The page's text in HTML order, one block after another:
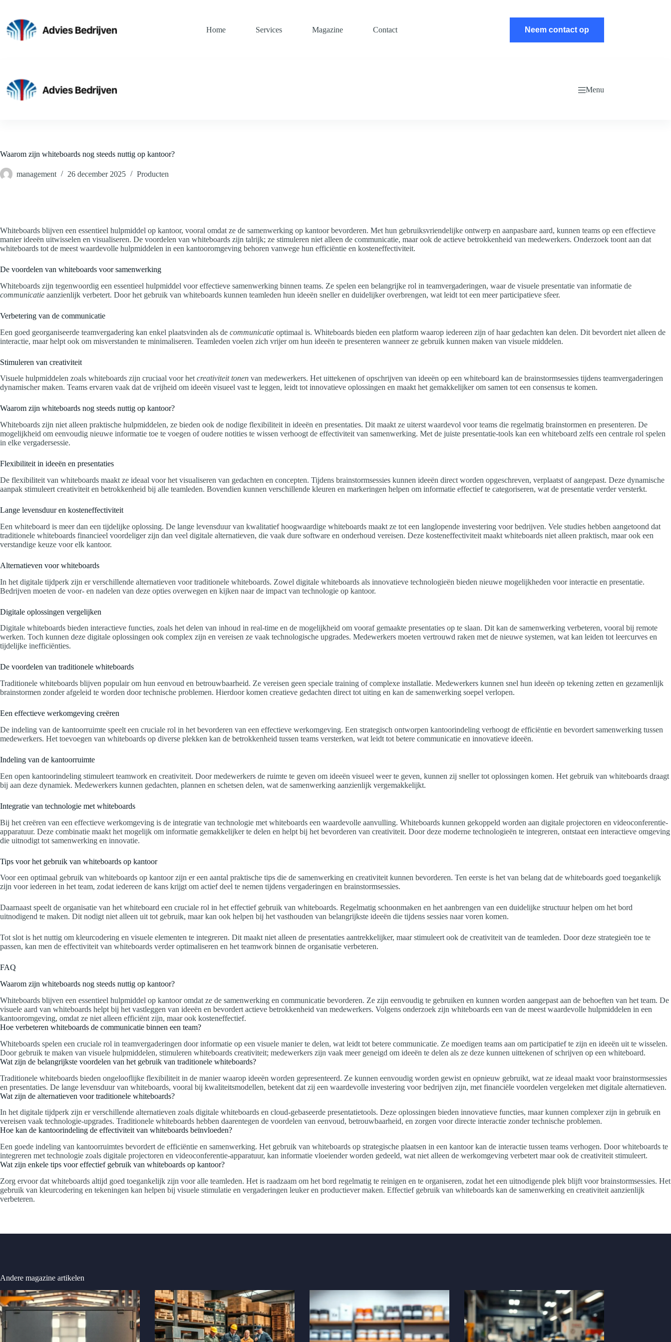
inhoud
Home Services Magazine Contact Neem contact op
Menu
Waarom zijn whiteboards nog steeds nuttig op kantoor?
management 26 december 2025 Producten
Whiteboards blijven een essentieel hulpmiddel op kantoor, vooral omdat ze de samenwerking op kantoor bevorderen. Met hun gebruiksvriendelijke ontwerp en aanpasbare aard, kunnen teams op een effectieve
manier ideeën uitwisselen en visualiseren. De voordelen van whiteboards zijn talrijk; ze stimuleren niet alleen de communicatie, maar ook de actieve betrokkenheid van medewerkers. Onderzoek toont aan dat
whiteboards tot de meest waardevolle hulpmiddelen in een kantooromgeving behoren vanwege hun efficiëntie en kosteneffectiviteit.
De voordelen van whiteboards voor samenwerking
Whiteboards zijn tegenwoordig een essentieel hulpmiddel voor effectieve samenwerking binnen teams. Ze spelen een belangrijke rol in teamvergaderingen, waar de visuele presentatie van informatie de
communicatie aanzienlijk verbetert. Door het gebruik van whiteboards kunnen teamleden hun ideeën sneller en duidelijker overbrengen, wat leidt tot een meer participatieve sfeer.
Verbetering van de communicatie
Een goed georganiseerde teamvergadering kan enkel plaatsvinden als de communicatie optimaal is. Whiteboards bieden een platform waarop iedereen zijn of haar gedachten kan delen. Dit bevordert niet alleen de
interactie, maar helpt ook om misverstanden te minimaliseren. Teamleden voelen zich vrijer om hun ideeën te presenteren wanneer ze gebruik kunnen maken van visuele middelen.
Stimuleren van creativiteit
Visuele hulpmiddelen zoals whiteboards zijn cruciaal voor het creativiteit tonen van medewerkers. Het uittekenen of opschrijven van ideeën op een whiteboard kan de brainstormsessies tijdens teamvergaderingen
dynamischer maken. Teams ervaren vaak dat de vrijheid om ideeën visueel vast te leggen, leidt tot innovatieve oplossingen en maakt het gemakkelijker om samen tot een consensus te komen.
Waarom zijn whiteboards nog steeds nuttig op kantoor?
Whiteboards zijn niet alleen praktische hulpmiddelen, ze bieden ook de nodige flexibiliteit in ideeën en presentaties. Dit maakt ze uiterst waardevol voor teams die regelmatig brainstormen en presenteren. De
mogelijkheid om eenvoudig nieuwe informatie toe te voegen of oudere notities te wissen verhoogt de effectiviteit van samenwerking. Met de juiste presentatie-tools kan een whiteboard zelfs een centrale rol spelen
in elke vergadersessie.
Flexibiliteit in ideeën en presentaties
De flexibiliteit van whiteboards maakt ze ideaal voor het visualiseren van gedachten en concepten. Tijdens brainstormsessies kunnen ideeën direct worden opgeschreven, verplaatst of aangepast. Deze dynamische
aanpak stimuleert creativiteit en betrokkenheid bij alle teamleden. Bovendien kunnen verschillende kleuren en markeringen helpen om informatie effectief te categoriseren, wat de presentatie verder versterkt.
Lange levensduur en kosteneffectiviteit
Een whiteboard is meer dan een tijdelijke oplossing. De lange levensduur van kwalitatief hoogwaardige whiteboards maakt ze tot een langlopende investering voor bedrijven. Vele studies hebben aangetoond dat
traditionele whiteboards financieel voordeliger zijn dan veel digitale alternatieven, die vaak dure software en onderhoud vereisen. Deze kosteneffectiviteit maakt whiteboards niet alleen praktisch, maar ook een
verstandige keuze voor elk kantoor.
Alternatieven voor whiteboards
In het digitale tijdperk zijn er verschillende alternatieven voor traditionele whiteboards. Zowel digitale whiteboards als innovatieve technologieën bieden nieuwe mogelijkheden voor interactie en presentatie.
Bedrijven moeten de voor- en nadelen van deze opties overwegen en kijken naar de impact van technologie op kantoor.
Digitale oplossingen vergelijken
Digitale whiteboards bieden interactieve functies, zoals het delen van inhoud in real-time en de mogelijkheid om vooraf gemaakte presentaties op te slaan. Dit kan de samenwerking verbeteren, vooral bij remote
werken. Toch kunnen deze digitale oplossingen ook complex zijn en vereisen ze vaak technologische upgrades. Medewerkers moeten vertrouwd raken met de nieuwe systemen, wat kan leiden tot leercurves en
tijdelijke inefficiënties.
De voordelen van traditionele whiteboards
Traditionele whiteboards blijven populair om hun eenvoud en betrouwbaarheid. Ze vereisen geen speciale training of complexe installatie. Medewerkers kunnen snel hun ideeën op tekening zetten en gezamenlijk
brainstormen zonder afgeleid te worden door technische problemen. Hierdoor komen creatieve gedachten direct tot uiting en kan de samenwerking soepel verlopen.
Een effectieve werkomgeving creëren
De indeling van de kantoorruimte speelt een cruciale rol in het bevorderen van een effectieve werkomgeving. Een strategisch ontworpen kantoorindeling verhoogt de efficiëntie en bevordert samenwerking tussen
medewerkers. Het toevoegen van whiteboards op diverse plekken kan de betrokkenheid tussen teams versterken, wat leidt tot betere communicatie en innovatieve ideeën.
Indeling van de kantoorruimte
Een open kantoorindeling stimuleert teamwork en creativiteit. Door medewerkers de ruimte te geven om ideeën visueel weer te geven, kunnen zij sneller tot oplossingen komen. Het gebruik van whiteboards draagt
bij aan deze dynamiek. Medewerkers kunnen gedachten, plannen en schetsen delen, wat de samenwerking aanzienlijk vergemakkelijkt.
Integratie van technologie met whiteboards
Bij het creëren van een effectieve werkomgeving is de integratie van technologie met whiteboards een waardevolle aanvulling. Whiteboards kunnen gekoppeld worden aan digitale projectoren en videoconferentie-
apparatuur. Deze combinatie maakt het mogelijk om informatie gemakkelijker te delen en helpt bij het bevorderen van creativiteit. Door deze moderne technologieën te integreren, ontstaat een interactieve omgeving
die uitnodigt tot samenwerking en innovatie.
Tips voor het gebruik van whiteboards op kantoor
Voor een optimaal gebruik van whiteboards op kantoor zijn er een aantal praktische tips die de samenwerking en creativiteit kunnen bevorderen. Ten eerste is het van belang dat de whiteboards goed toegankelijk
zijn voor iedereen in het team, zodat iedereen de kans krijgt om actief deel te nemen tijdens vergaderingen en brainstormsessies.
Daarnaast speelt de organisatie van het whiteboard een cruciale rol in het effectief gebruik van whiteboards. Regelmatig schoonmaken en het aanbrengen van een duidelijke structuur helpen om het bord
uitnodigend te maken. Dit nodigt niet alleen uit tot gebruik, maar kan ook helpen bij het vasthouden van belangrijkste ideeën die tijdens sessies naar voren komen.
Tot slot is het nuttig om kleurcodering en visuele elementen te integreren. Dit maakt niet alleen de presentaties aantrekkelijker, maar stimuleert ook de creativiteit van de teamleden. Door deze strategieën toe te
passen, kan men de effectiviteit van whiteboards verder optimaliseren en het teamwork binnen de organisatie verbeteren.
FAQ
Waarom zijn whiteboards nog steeds nuttig op kantoor?
Whiteboards blijven een essentieel hulpmiddel op kantoor omdat ze de samenwerking en communicatie bevorderen. Ze zijn eenvoudig te gebruiken en kunnen worden aangepast aan de behoeften van het team. De
visuele aard van whiteboards helpt bij het vastleggen van ideeën en bevordert actieve betrokkenheid van medewerkers. Volgens onderzoek zijn whiteboards een van de meest waardevolle hulpmiddelen in een
kantooromgeving, omdat ze niet alleen efficiënt zijn, maar ook kosteneffectief.
Hoe verbeteren whiteboards de communicatie binnen een team?
Whiteboards spelen een cruciale rol in teamvergaderingen door informatie op een visuele manier te delen, wat leidt tot betere communicatie. Ze moedigen teams aan om participatief te zijn en ideeën uit te wisselen.
Door gebruik te maken van visuele hulpmiddelen, stimuleren whiteboards creativiteit; medewerkers zijn vaak meer geneigd om ideeën te delen als ze deze kunnen uittekenen of schrijven op een whiteboard.
Wat zijn de belangrijkste voordelen van het gebruik van traditionele whiteboards?
Traditionele whiteboards bieden ongelooflijke flexibiliteit in de manier waarop ideeën worden gepresenteerd. Ze kunnen eenvoudig worden gewist en opnieuw gebruikt, wat ze ideaal maakt voor brainstormsessies
en presentaties. De lange levensduur van whiteboards, vooral bij kwaliteitsmodellen, betekent dat zij een waardevolle investering voor bedrijven zijn, met financiële voordelen vergeleken met digitale alternatieven.
Wat zijn de alternatieven voor traditionele whiteboards?
In het digitale tijdperk zijn er verschillende alternatieven zoals digitale whiteboards en cloud-gebaseerde presentatietools. Deze oplossingen bieden innovatieve functies, maar kunnen complexer zijn in gebruik en
vereisen vaak technologie-upgrades. Traditionele whiteboards hebben daarentegen de voordelen van eenvoud, betrouwbaarheid, en zorgen voor directe interactie zonder technische problemen.
Hoe kan de kantoorindeling de effectiviteit van whiteboards beïnvloeden?
Een goede indeling van kantoorruimtes bevordert de efficiëntie en samenwerking. Het gebruik van whiteboards op strategische plaatsen in een kantoor kan de interactie tussen teams verhogen. Door whiteboards te
integreren met technologie zoals digitale projectoren en videoconferentie-apparatuur, kan informatie vloeiender worden gedeeld, wat niet alleen de werkomgeving verbetert maar ook de creativiteit stimuleert.
Wat zijn enkele tips voor effectief gebruik van whiteboards op kantoor?
Zorg ervoor dat whiteboards altijd goed toegankelijk zijn voor alle teamleden. Het is raadzaam om het bord regelmatig te reinigen en te organiseren, zodat het een uitnodigende plek blijft voor brainstormsessies. Het
gebruik van kleurcodering en tekeningen kan helpen bij visuele stimulatie en vergaderingen leuker en productiever maken. Effectief gebruik van whiteboards kan de samenwerking en creativiteit aanzienlijk
verbeteren.
Andere magazine artikelen